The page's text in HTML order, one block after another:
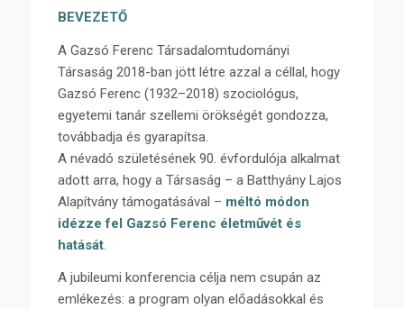
BEVEZETŐ
A Gazsó Ferenc Társadalomtudományi
Társaság 2018-ban jött létre azzal a céllal, hogy
Gazsó Ferenc (1932–2018) szociológus,
egyetemi tanár szellemi örökségét gondozza,
továbbadja és gyarapítsa.
A névadó születésének 90. évfordulója alkalmat
adott arra, hogy a Társaság – a Batthyány Lajos
Alapítvány támogatásával – méltó módon
idézze fel Gazsó Ferenc életművét és
hatását.
A jubileumi konferencia célja nem csupán az
emlékezés: a program olyan előadásokkal és